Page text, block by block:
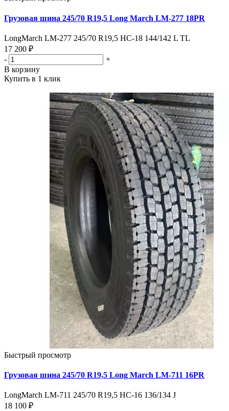
Грузовая шина 245/70 R19,5 Long March LM-277 18PR
LongMarch LM-277 245/70 R19,5 НС-18 144/142 L TL
17 200 ₽
-
+
В корзину
Купить в 1 клик
Быстрый просмотр
Грузовая шина 245/70 R19,5 Long March LM-711 16PR
LongMarch LM-711 245/70 R19,5 НС-16 136/134 J
18 100 ₽